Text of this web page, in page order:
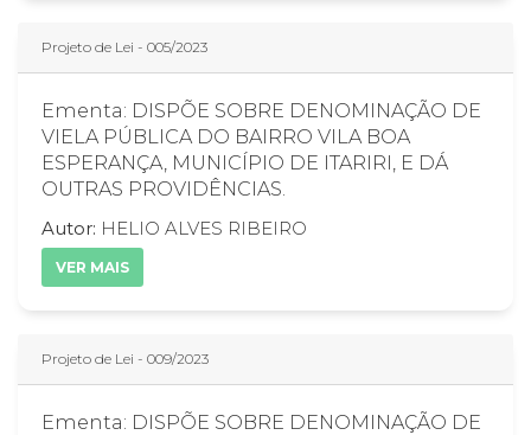
Projeto de Lei - 005/2023
Ementa: DISPÕE SOBRE DENOMINAÇÃO DE
VIELA PÚBLICA DO BAIRRO VILA BOA
ESPERANÇA, MUNICÍPIO DE ITARIRI, E DÁ
OUTRAS PROVIDÊNCIAS.
Autor: HELIO ALVES RIBEIRO
VER MAIS
Projeto de Lei - 009/2023
Ementa: DISPÕE SOBRE DENOMINAÇÃO DE